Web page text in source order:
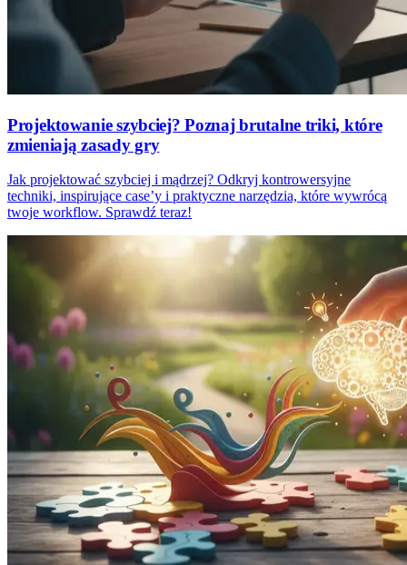
Projektowanie szybciej? Poznaj brutalne triki, które
zmieniają zasady gry
Jak projektować szybciej i mądrzej? Odkryj kontrowersyjne
techniki, inspirujące case’y i praktyczne narzędzia, które wywrócą
twoje workflow. Sprawdź teraz!